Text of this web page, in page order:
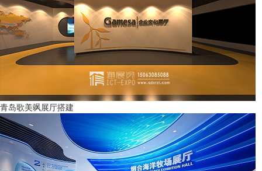
青岛歌美飒展厅搭建